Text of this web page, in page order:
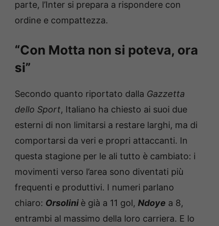
parte, l’Inter si prepara a rispondere con
ordine e compattezza.
“Con Motta non si poteva, ora
si”
Secondo quanto riportato dalla Gazzetta
dello Sport, Italiano ha chiesto ai suoi due
esterni di non limitarsi a restare larghi, ma di
comportarsi da veri e propri attaccanti. In
questa stagione per le ali tutto è cambiato: i
movimenti verso l’area sono diventati più
frequenti e produttivi. I numeri parlano
chiaro: Orsolini è già a 11 gol, Ndoye a 8,
entrambi al massimo della loro carriera. E lo